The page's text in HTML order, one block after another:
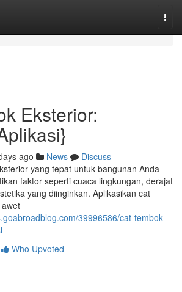
Eksterior:
ago News
Discuss
yang tepat untuk bangunan Anda
faktor seperti cuaca lingkungan, derajat
yang diinginkan. Aplikasikan cat
39996586/cat-tembok-
Who Upvoted